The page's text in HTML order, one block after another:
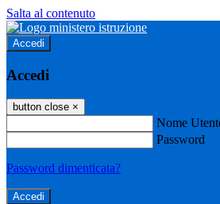
Salta al contenuto
Accedi
Accedi
button close ×
Nome
Password
Password dimenticata?